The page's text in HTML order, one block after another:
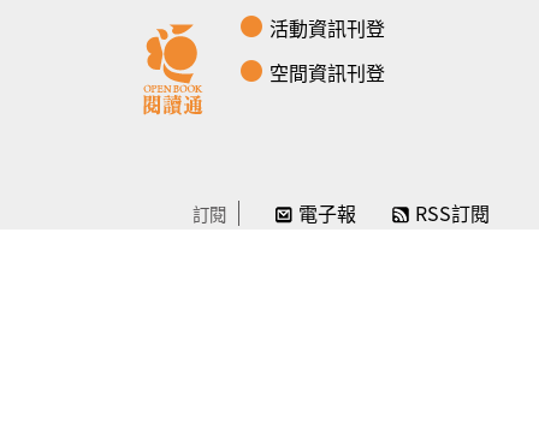
活動資訊刊登
空間資訊刊登
訂閱 電子報 RSS訂閱